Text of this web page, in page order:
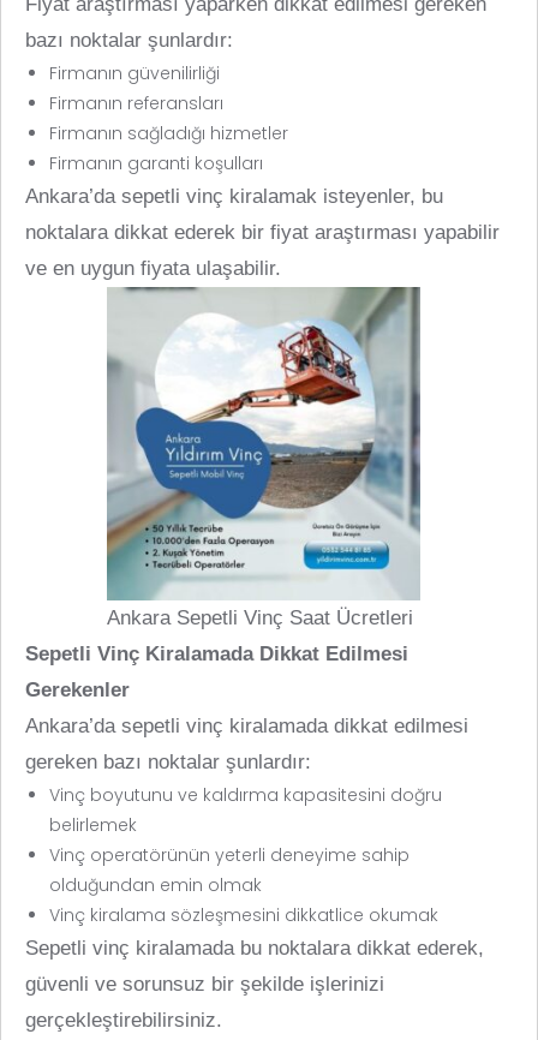
bazı noktalar şunlardır:
Firmanın güvenilirliği
Firmanın referansları
Firmanın sağladığı hizmetler
Firmanın garanti koşulları
Ankara’da sepetli vinç kiralamak isteyenler, bu
noktalara dikkat ederek bir fiyat araştırması yapabilir
ve en uygun fiyata ulaşabilir.
Ankara Sepetli Vinç Saat Ücretleri
Sepetli Vinç Kiralamada Dikkat Edilmesi
Gerekenler
Ankara’da sepetli vinç kiralamada dikkat edilmesi
gereken bazı noktalar şunlardır:
Vinç boyutunu ve kaldırma kapasitesini doğru
belirlemek
Vinç operatörünün yeterli deneyime sahip
olduğundan emin olmak
Vinç kiralama sözleşmesini dikkatlice okumak
Sepetli vinç kiralamada bu noktalara dikkat ederek,
güvenli ve sorunsuz bir şekilde işlerinizi
gerçekleştirebilirsiniz.